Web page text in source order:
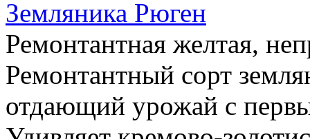
Земляника Рюген
Ремонтантная желтая,
Ремонтантный сорт
отдающий урожай с